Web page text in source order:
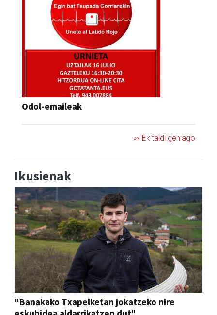
Odol-emaileak
»» Ekitaldi gehiago
Ikusienak
"Banakako Txapelketan jokatzeko nire